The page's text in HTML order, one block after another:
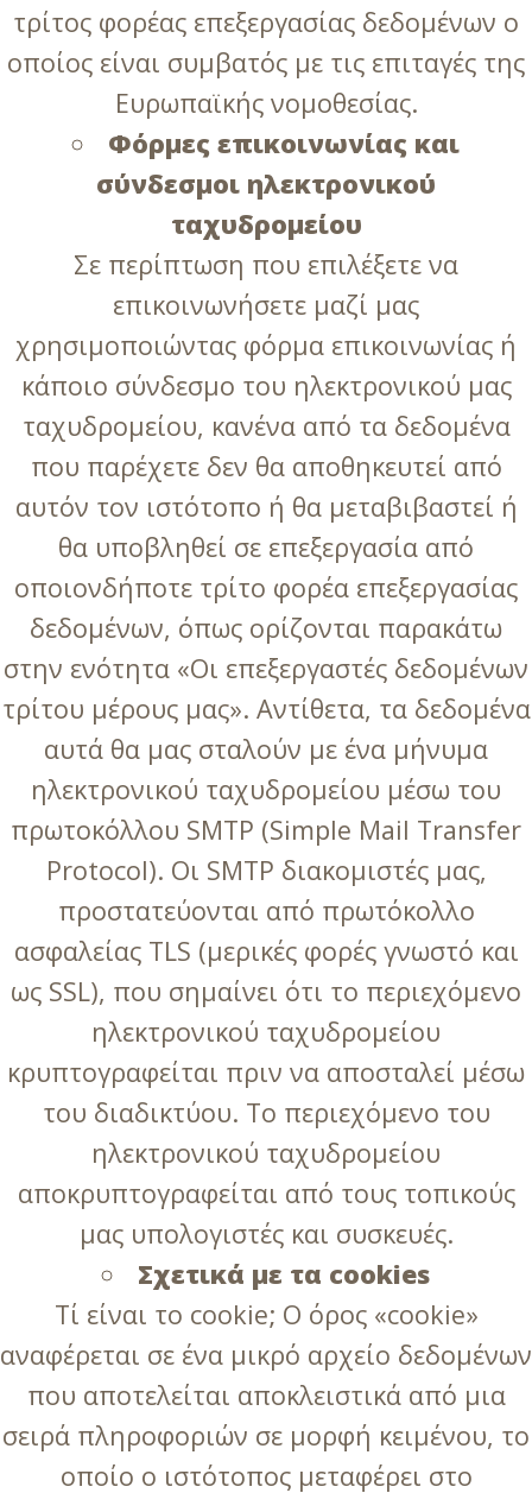
τρίτος φορέας επεξεργασίας δεδομένων ο
οποίος είναι συμβατός με τις επιταγές της
Ευρωπαϊκής νομοθεσίας.
Φόρμες επικοινωνίας και
σύνδεσμοι ηλεκτρονικού
ταχυδρομείου
Σε περίπτωση που επιλέξετε να
επικοινωνήσετε μαζί μας
χρησιμοποιώντας φόρμα επικοινωνίας ή
κάποιο σύνδεσμο του ηλεκτρονικού μας
ταχυδρομείου, κανένα από τα δεδομένα
που παρέχετε δεν θα αποθηκευτεί από
αυτόν τον ιστότοπο ή θα μεταβιβαστεί ή
θα υποβληθεί σε επεξεργασία από
οποιονδήποτε τρίτο φορέα επεξεργασίας
δεδομένων, όπως ορίζονται παρακάτω
στην ενότητα «Οι επεξεργαστές δεδομένων
τρίτου μέρους μας». Αντίθετα, τα δεδομένα
αυτά θα μας σταλούν με ένα μήνυμα
ηλεκτρονικού ταχυδρομείου μέσω του
πρωτοκόλλου SMTP (Simple Mail Transfer
Protocol). Οι SMTP διακομιστές μας,
προστατεύονται από πρωτόκολλο
ασφαλείας TLS (μερικές φορές γνωστό και
ως SSL), που σημαίνει ότι το περιεχόμενο
ηλεκτρονικού ταχυδρομείου
κρυπτογραφείται πριν να αποσταλεί μέσω
του διαδικτύου. Το περιεχόμενο του
ηλεκτρονικού ταχυδρομείου
αποκρυπτογραφείται από τους τοπικούς
μας υπολογιστές και συσκευές.
Σχετικά με τα cookies
Τί είναι το cookie; Ο όρος «cookie»
αναφέρεται σε ένα μικρό αρχείο δεδομένων
που αποτελείται αποκλειστικά από μια
σειρά πληροφοριών σε μορφή κειμένου, το
οποίο ο ιστότοπος μεταφέρει στο